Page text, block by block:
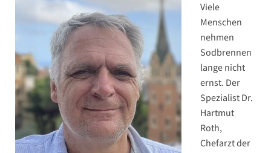
Viele
Menschen
nehmen
Sodbrennen
lange nicht
ernst. Der
Spezialist Dr.
Hartmut
Roth,
Chefarzt der